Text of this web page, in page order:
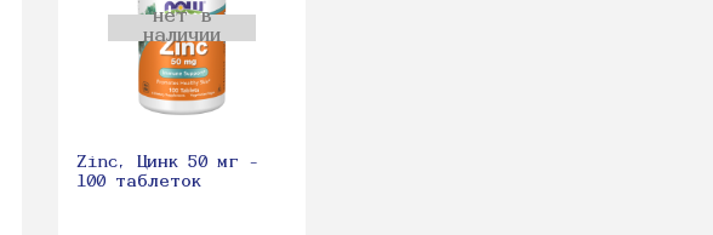
нет в
наличии
Zinc, Цинк 50 мг -
100 таблеток